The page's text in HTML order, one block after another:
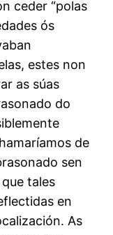
ceder “polas
ós
estes non
as súas
do
de
sen
tales
en
As